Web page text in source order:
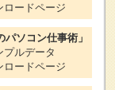
ードページ
ソコン仕事術」
ルデータ
ードページ